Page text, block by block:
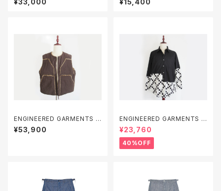
NGINEERED GARMENTS x
¥33,000 ¥15,400
ENGINEERED GARMENTS O
ver Vest - 10oz Duck Canv
as
¥53,900
ENGINEERED GARMENTS C
ombo Spread Collar Shirt -
Cotton Dobby Small Foular
d
¥23,760
40%OFF